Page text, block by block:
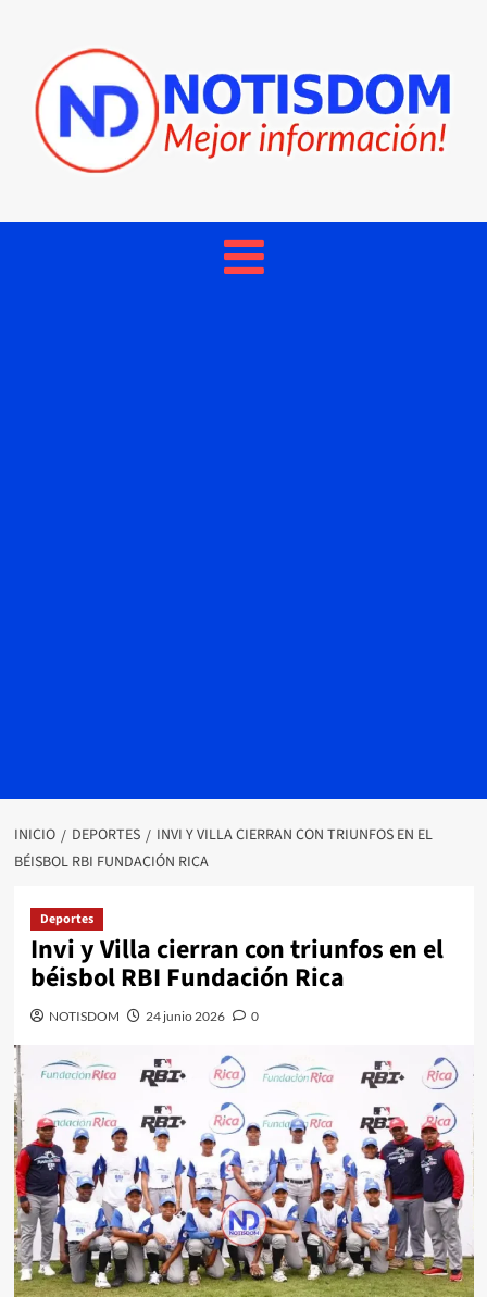
INICIO DEPORTES
INVI Y VILLA CIERRAN CON TRIUNFOS EN EL
BÉISBOL RBI FUNDACIÓN RICA
Deportes
Invi y Villa cierran con triunfos en el
béisbol RBI Fundación Rica
NOTISDOM 24 junio 2026 0